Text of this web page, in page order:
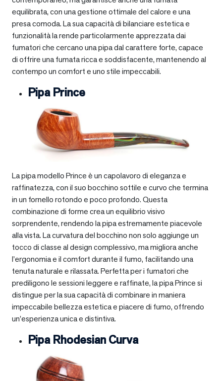
equilibrata, con una gestione ottimale del calore e una
presa comoda. La sua capacità di bilanciare estetica e
funzionalità la rende particolarmente apprezzata dai
fumatori che cercano una pipa dal carattere forte, capace
di offrire una fumata ricca e soddisfacente, mantenendo al
contempo un comfort e uno stile impeccabili.
Pipa Prince
La pipa modello Prince è un capolavoro di eleganza e
raffinatezza, con il suo bocchino sottile e curvo che termina
in un fornello rotondo e poco profondo. Questa
combinazione di forme crea un equilibrio visivo
sorprendente, rendendo la pipa estremamente piacevole
alla vista. La curvatura del bocchino non solo aggiunge un
tocco di classe al design complessivo, ma migliora anche
l’ergonomia e il comfort durante il fumo, facilitando una
tenuta naturale e rilassata. Perfetta per i fumatori che
prediligono le sessioni leggere e raffinate, la pipa Prince si
distingue per la sua capacità di combinare in maniera
impeccabile bellezza estetica e piacere di fumo, offrendo
un’esperienza unica e distintiva.
Pipa Rhodesian Curva